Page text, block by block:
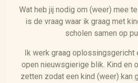
Wat heb jij nodig om (weer) mee
is de vraag waar ik graag met
scholen samen op
Ik werk graag oplossingsgericht
open nieuwsgierige blik. Kind en
zetten zodat een kind (weer) kan